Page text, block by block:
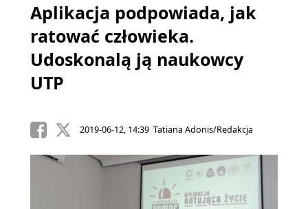
Aplikacja podpowiada, jak
ratować człowieka.
Udoskonalą ją naukowcy
UTP
2019-06-12, 14:39 Tatiana Adonis/Redakcja